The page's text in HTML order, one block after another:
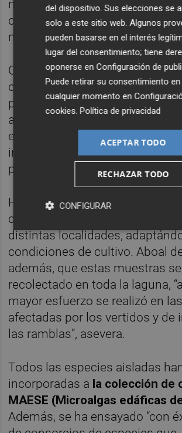
modificando y mejorando las
cultivo, para su utilización en
medicina, nutrición y
Con esto han descubierto, por
cambiando la proporción de
puede activar la síntesis de
aumentando la intensidad
exponiéndolas a radiación UV,
inducir la elaboración de
protectoras.
Hasta el momento, los
conseguido aislar un número
distintas localidades,
condiciones de cultivo. Aboal
además, que estas muestras
recolectado en toda la laguna,
mayor esfuerzo se realizó en
afectadas por los vertidos y de
las ramblas”, asevera.
Todos las especies aisladas
incorporadas a la colección de
MAESE (Microalgas edáficas
Además, se ha ensayado “con
del dispositivo. Sus elecciones se
solo a este sitio web. Algunos
pueden basarse en el interés
lugar del consentimiento; tiene
oponerse enConfiguración de
Puede retirar su consentimiento en
cualquier momento en
cookies .Política de privacidad
ACEPTAR TODO
RECHAZAR TODO
CONFIGURAR